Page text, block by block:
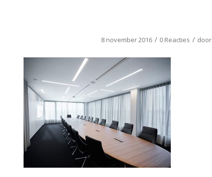
8 november 2016 / 0 Reacties / door